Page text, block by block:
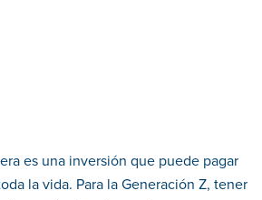
es una inversión que puede pagar
la vida. Para la Generación Z, tener